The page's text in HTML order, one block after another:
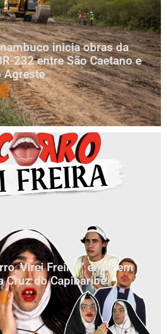
inicia obras da
232 entre São Caetano e
Agreste
Virei Freira!” entra em
Cruz do Capibaribe